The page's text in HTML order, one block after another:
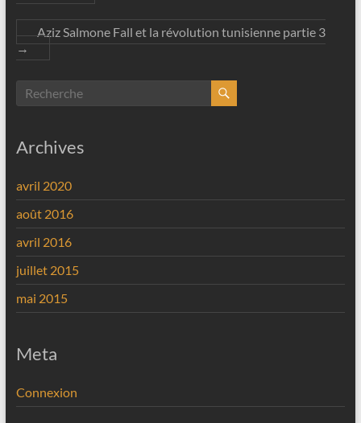
Aziz Salmone Fall et la révolution tunisienne partie 3
→
Archives
avril 2020
août 2016
avril 2016
juillet 2015
mai 2015
Meta
Connexion